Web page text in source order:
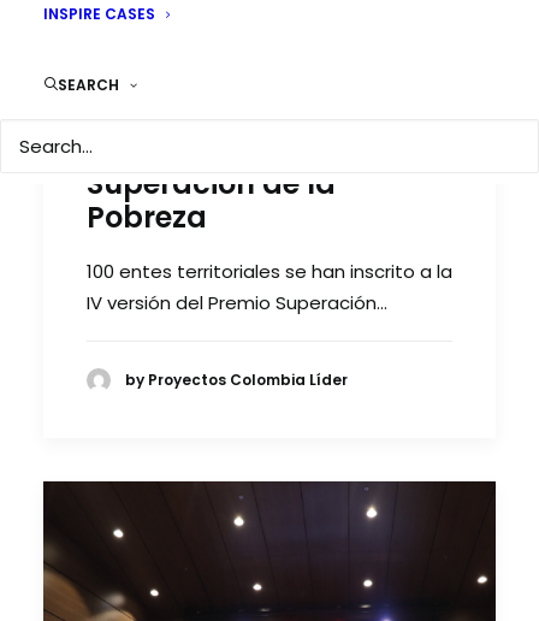
INSPIRE CASES
SEARCH
inscripción Premio
Superación de la
Pobreza
100 entes territoriales se han inscrito a la
IV versión del Premio Superación…
by Proyectos Colombia Líder